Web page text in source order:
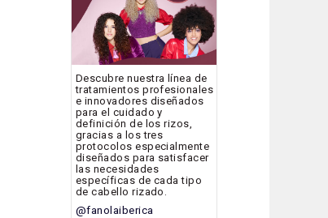
Descubre nuestra línea de
tratamientos profesionales
e innovadores diseñados
para el cuidado y
definición de los rizos,
gracias a los tres
protocolos especialmente
diseñados para satisfacer
las necesidades
específicas de cada tipo
de cabello rizado.
@fanolaiberica